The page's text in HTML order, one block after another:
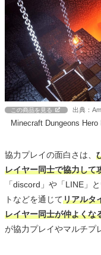
この商品を見る 出典：
Minecraft Dungeons Hero
協力プレイの面白さは、
レイヤー同士で協力して
「discord」や「LINE」
トなどを通じてリアルタ
レイヤー同士が仲よくな
が協力プレイやマルチプ